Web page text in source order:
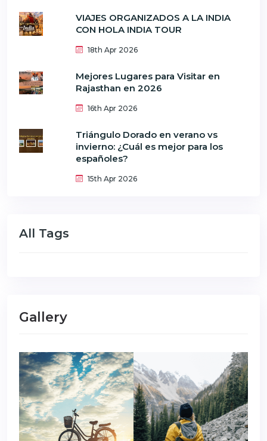
VIAJES ORGANIZADOS A LA INDIA
CON HOLA INDIA TOUR
18th Apr 2026
Mejores Lugares para Visitar en
Rajasthan en 2026
16th Apr 2026
Triángulo Dorado en verano vs
invierno: ¿Cuál es mejor para los
españoles?
15th Apr 2026
All Tags
Gallery